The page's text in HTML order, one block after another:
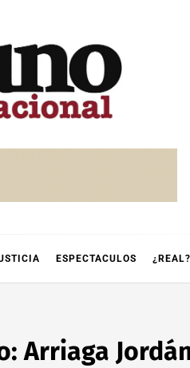
ESPECTACULOS ¿REAL?
Arriaga